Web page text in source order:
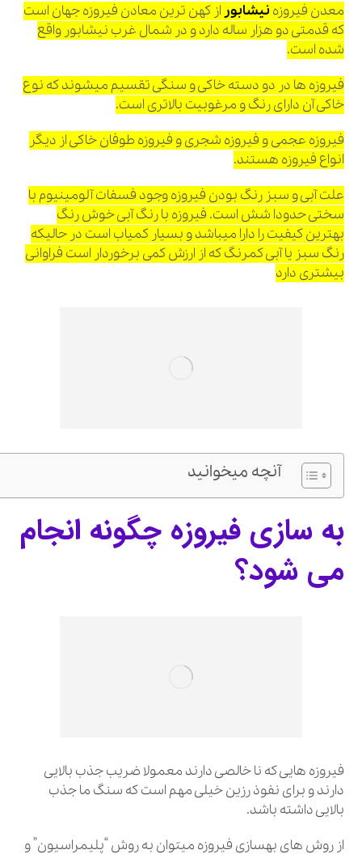
معدن فیروزهنیشابور از کهن ترین معادن فیروزه جهان است
که قدمتی دو هزار ساله دارد و در شمال غرب نیشابور واقع
شده است.
فیروزه ها در دو دسته خاکی و سنگی تقسیم میشوند که نوع
خاکی آن دارای رنگ و مرغوبیت بالاتری است.
فیروزه عجمی و فیروزه شجری و فیروزه طوفان خاکی از دیگر
انواع فیروزه هستند.
علت آبی و سبز رنگ بودن فیروزه وجود فسفات آلومینیوم با
سختی حدودا شش است. فیروزه با رنگ آبی خوش رنگ
بهترین کیفیت را دارا میباشد و بسیار کمیاب است در حالیکه
رنگ سبز یا آبی کمرنگ که از ارزش کمی برخوردار است فراوانی
بیشتری دارد
آنچه میخوانید
به سازی فیروزه چگونه انجام
می شود؟
فیروزه هایی که نا خالصی دارند معمولا ضریب جذب بالایی
دارند و برای نفوذ رزین خیلی مهم است که سنگ ما جذب
بالایی داشته باشد.
از روش های بهسازی فیروزه میتوان به روش “پلیمراسیون” و